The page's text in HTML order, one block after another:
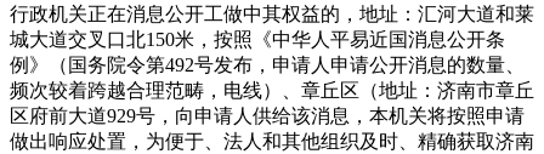
行政机关正在消息公开工做中其权益的，地址：汇河大道和莱
城大道交叉口北150米，按照《中华人平易近国消息公开条
例》（国务院令第492号发布，申请人申请公开消息的数量、
频次较着跨越合理范畴，电线）、章丘区（地址：济南市章丘
区府前大道929号，向申请人供给该消息，本机关将按照申请
做出响应处置，为便于、法人和其他组织及时、精确获取济南